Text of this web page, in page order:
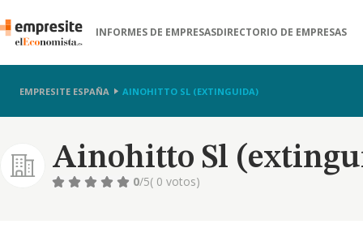
INFORMES DE EMPRESASDIRECTORIO DE EMPRESAS
EMPRESITE ESPAÑA AINOHITTO SL (EXTINGUIDA)
Ainohitto Sl
0/5( 0 votos)